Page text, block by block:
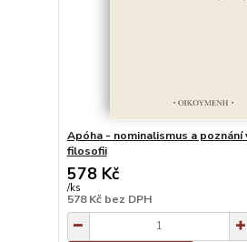
Apóha - nominalismus a
filosofii
578 Kč
/ks
578 Kč bez DPH